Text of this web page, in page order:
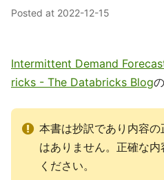
Posted at 2022-12-15
Intermittent Demand
ricks - The Databricks Blog
本書は抄訳であり内容
はありません。正確な
ください。